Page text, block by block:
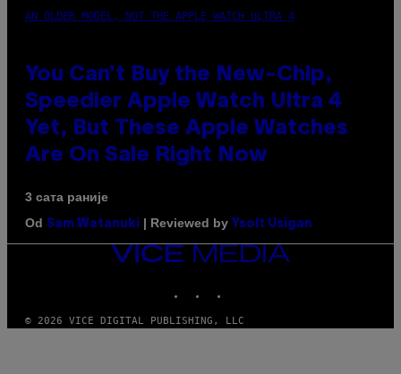
AN OLDER MODEL, NOT THE APPLE WATCH ULTRA 4
You Can’t Buy the New-Chip,
Speedier Apple Watch Ultra 4
Yet, But These Apple Watches
Are On Sale Right Now
3 сата раније
Od Sam Watanuki | Reviewed by Ysolt Usigan
VICE
MEDIA
© 2026 VICE DIGITAL PUBLISHING, LLC